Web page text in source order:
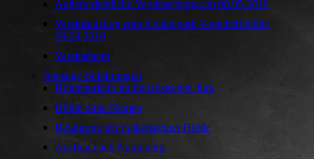
Außerordentliche Vereinssitzung am 08.05.2019
Vereinsausflug zum Archäopark Vogelherdhöhle
28.09.2019
Vereinsheim
Sonstige Befahrungen
Höhlenurlaub im französischen Jura
Höhle ohne Namen
Befahrung der Falkensteiner Höhle
Ausflug nach Naumburg